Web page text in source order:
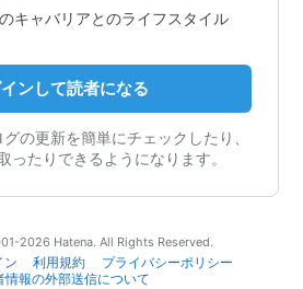
キャバリアとのライフスタイル
ンして読者になる
の更新を簡単にチェックしたり、
ったりできるようになります。
2026 Hatena. All Rights Reserved.
ン 利用規約
プライバシーポリシー
情報の外部送信について